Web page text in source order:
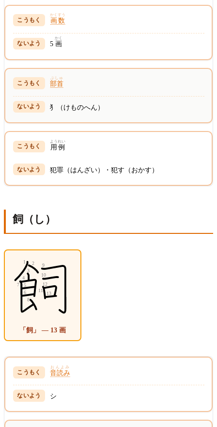
画数
かくすう
5 画
かく
部首
ぶしゅ
犭（けものへん）
用例
ようれい
犯罪（はんざい）・犯す（おかす）
飼（し）
「飼」 — 13 画
音読み
おんよみ
シ